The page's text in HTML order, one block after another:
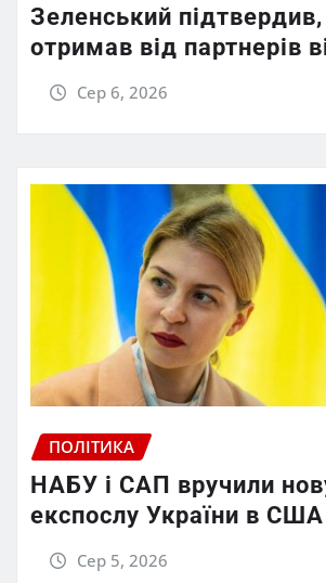
Зеленський
отримав від партнерів
Сер 6, 2026
ПОЛІТИКА
НАБУ і САП вручили
експослу України в США
Сер 5, 2026